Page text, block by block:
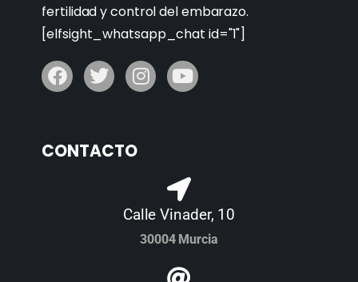
fertilidad y control del embarazo.
[elfsight_whatsapp_chat id="1"]
CONTACTO
Calle Vinader, 10
30004 Murcia